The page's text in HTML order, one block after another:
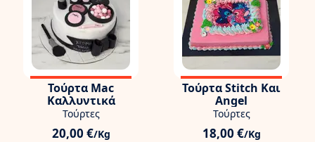
Τούρτα Mac
Καλλυντικά
Τούρτες
20,00 €/Kg
Τούρτα Stitch Και
Angel
Τούρτες
18,00 €/Kg